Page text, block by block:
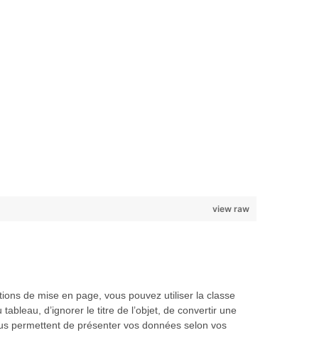
view raw
de mise en page, vous pouvez utiliser la classe
d’ignorer le titre de l’objet, de convertir une
permettent de présenter vos données selon vos